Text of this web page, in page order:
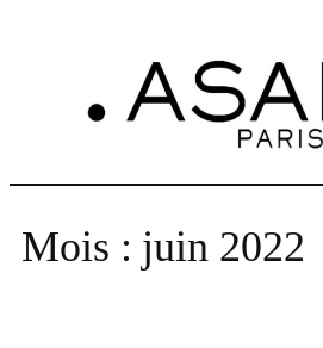
Mois : juin 2022